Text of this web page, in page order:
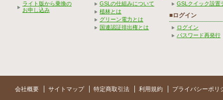
ライト版から乗換の
お申し込み
GSLの仕組みについて
植林とは
グリーン電力とは
国連認証排出権とは
GSLクイック設置
■ログイン
ログイン
パスワード再発行
会社概要 サイトマップ 特定商取引法 利用規約 プライバシーポリ